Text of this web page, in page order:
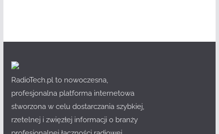
RadioTech.pl to nowoczesna,
profesjonalna platforma internetowa
stworzona w celu dostarczania szybkiej,
rzetelnej i zwięzłej informacji o branży